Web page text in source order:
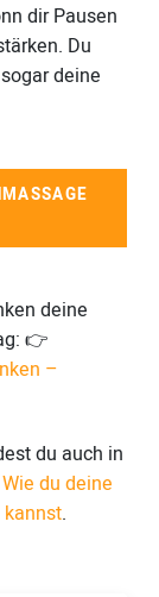
dir Pausen
Du
deine
Z
deine
👉
–
du auch in
du deine
.